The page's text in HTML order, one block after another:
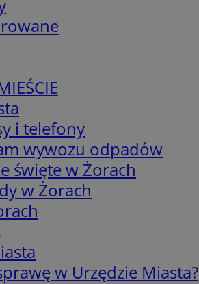
i telefony
wywozu odpadów
święte w Żorach
w Żorach
w Urzędzie Miasta?